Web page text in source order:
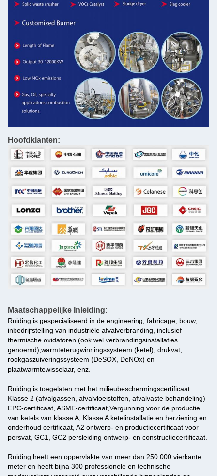
Hoofdklanten:
Maatschappelijke Inleiding:
Ruiding is gespecialiseerd in de engineering, fabricage, bouw,
inbedrijfstelling van industriële afvalverbranding, inclusief
thermische oxidatoren (ook wel verbrandingsinstallaties
genoemd),warmteterugwinningssysteem (ketel), drukvat,
rookgaszuiveringssysteem (DeSOX, DeNOx) en
plaatwarmtewisselaar, enz.
Ruiding is toegelaten met het milieubeschermingscertificaat
Klasse 2 (afvalgassen, afvalvloeistoffen, afvalvaste behandeling)
EPC-certificaat, ASME-certificaat,Vergunning voor de productie
van ketels van klasse A, Klasse A ketelinstallatie en herziening en
onderhoud certificaat, A2 ontwerp- en productiecertificaat voor
persvat, GC1, GC2 persleiding ontwerp- en constructiecertificaat.
Ruiding heeft een oppervlakte van meer dan 250.000 vierkante
meter en heeft bijna 300 professionele en technische